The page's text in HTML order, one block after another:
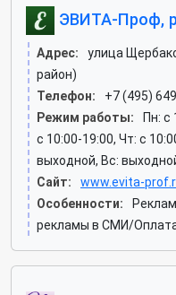
ЭВИТА-Проф,
Адрес:
улица
район)
Телефон:
+7 (495)
Режим работы:
Пн: c
c 10:00-19:00, Чт: c
выходной, Вс:
Сайт:
www.evita-
Особенности:
рекламы в СМИ/